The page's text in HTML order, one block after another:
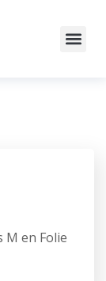
M en Folie